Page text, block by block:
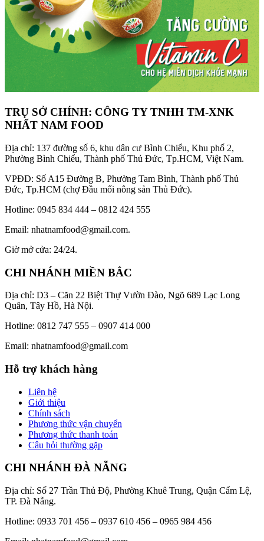
TRỤ SỞ CHÍNH: CÔNG TY TNHH TM-XNK
NHẤT NAM FOOD
Địa chỉ: 137 đường số 6, khu dân cư Bình Chiểu, Khu phố 2,
Phường Bình Chiểu, Thành phố Thủ Đức, Tp.HCM, Việt Nam.
VPĐD: Số A15 Đường B, Phường Tam Bình, Thành phố Thủ
Đức, Tp.HCM (chợ Đầu mối nông sản Thủ Đức).
Hotline: 0945 834 444 – 0812 424 555
Email: nhatnamfood@gmail.com.
Giờ mở cửa: 24/24.
CHI NHÁNH MIỀN BẮC
Địa chỉ: D3 – Căn 22 Biệt Thự Vườn Đào, Ngõ 689 Lạc Long
Quân, Tây Hồ, Hà Nội.
Hotline: 0812 747 555 – 0907 414 000
Email: nhatnamfood@gmail.com
Hỗ trợ khách hàng
Liên hệ
Giới thiệu
Chính sách
Phương thức vận chuyển
Phương thức thanh toán
Câu hỏi thường gặp
CHI NHÁNH ĐÀ NẴNG
Địa chỉ: Số 27 Trần Thủ Độ, Phường Khuê Trung, Quận Cẩm Lệ,
TP. Đà Nẵng.
Hotline: 0933 701 456 – 0937 610 456 – 0965 984 456